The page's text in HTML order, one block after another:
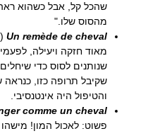
שהכל קל, אבל כשהוא
מהסוס שלו."
Un remède de cheval
מאוד חזקה ויעילה,
שנותנים לסוס כדי
שקיבל תרופה כזו,
והטיפול היה אינטנסיבי.
comme un cheval
פשוט: לאכול המון!